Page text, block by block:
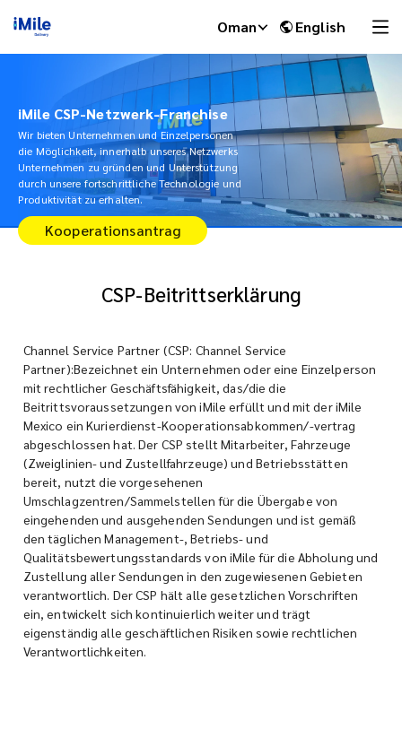
Oman English
iMile CSP-Netzwerk-Franchise
Wir bieten Unternehmen und Einzelpersonen
die Möglichkeit, innerhalb unseres Netzwerks
Unternehmen zu gründen und Unterstützung
durch unsere fortschrittliche Technologie und
Produktivität zu erhalten.
Kooperationsantrag
CSP-Beitrittserklärung
Channel Service Partner (CSP: Channel Service
Partner):Bezeichnet ein Unternehmen oder eine Einzelperson
mit rechtlicher Geschäftsfähigkeit, das/die die
Beitrittsvoraussetzungen von iMile erfüllt und mit der iMile
Mexico ein Kurierdienst-Kooperationsabkommen/-vertrag
abgeschlossen hat. Der CSP stellt Mitarbeiter, Fahrzeuge
(Zweiglinien- und Zustellfahrzeuge) und Betriebsstätten
bereit, nutzt die vorgesehenen
Umschlagzentren/Sammelstellen für die Übergabe von
eingehenden und ausgehenden Sendungen und ist gemäß
den täglichen Management-, Betriebs- und
Qualitätsbewertungsstandards von iMile für die Abholung und
Zustellung aller Sendungen in den zugewiesenen Gebieten
verantwortlich. Der CSP hält alle gesetzlichen Vorschriften
ein, entwickelt sich kontinuierlich weiter und trägt
eigenständig alle geschäftlichen Risiken sowie rechtlichen
Verantwortlichkeiten.
iMile Chat